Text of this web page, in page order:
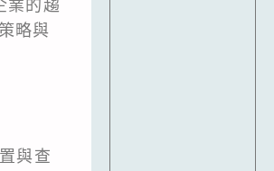
業的趨
略與
與查